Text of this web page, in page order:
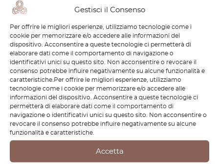
Gestisci il Consenso
Per offrire le migliori esperienze, utilizziamo tecnologie come i
cookie per memorizzare e/o accedere alle informazioni del
dispositivo. Acconsentire a queste tecnologie ci permetterà di
elaborare dati come il comportamento di navigazione o
identificativi unici su questo sito. Non acconsentire o revocare il
consenso potrebbe influire negativamente su alcune funzionalità e
caratteristiche.Per offrire le migliori esperienze, utilizziamo
tecnologie come i cookie per memorizzare e/o accedere alle
informazioni del dispositivo. Acconsentire a queste tecnologie ci
permetterà di elaborare dati come il comportamento di
navigazione o identificativi unici su questo sito. Non acconsentire o
revocare il consenso potrebbe influire negativamente su alcune
funzionalità e caratteristiche.
Accetta
Mini Cooper S F54 F55 F56
F57 Custom Cruscotto
Uscita Aria Auto Indicatori
Foro 60mm Nero
201,60 141,12
Visualizza prodotto
Mini R56 R57 R58 R59 JCW
paraurti posteriore traino
gancio di traino griglia nera
51120413254
75,60 € 52,92